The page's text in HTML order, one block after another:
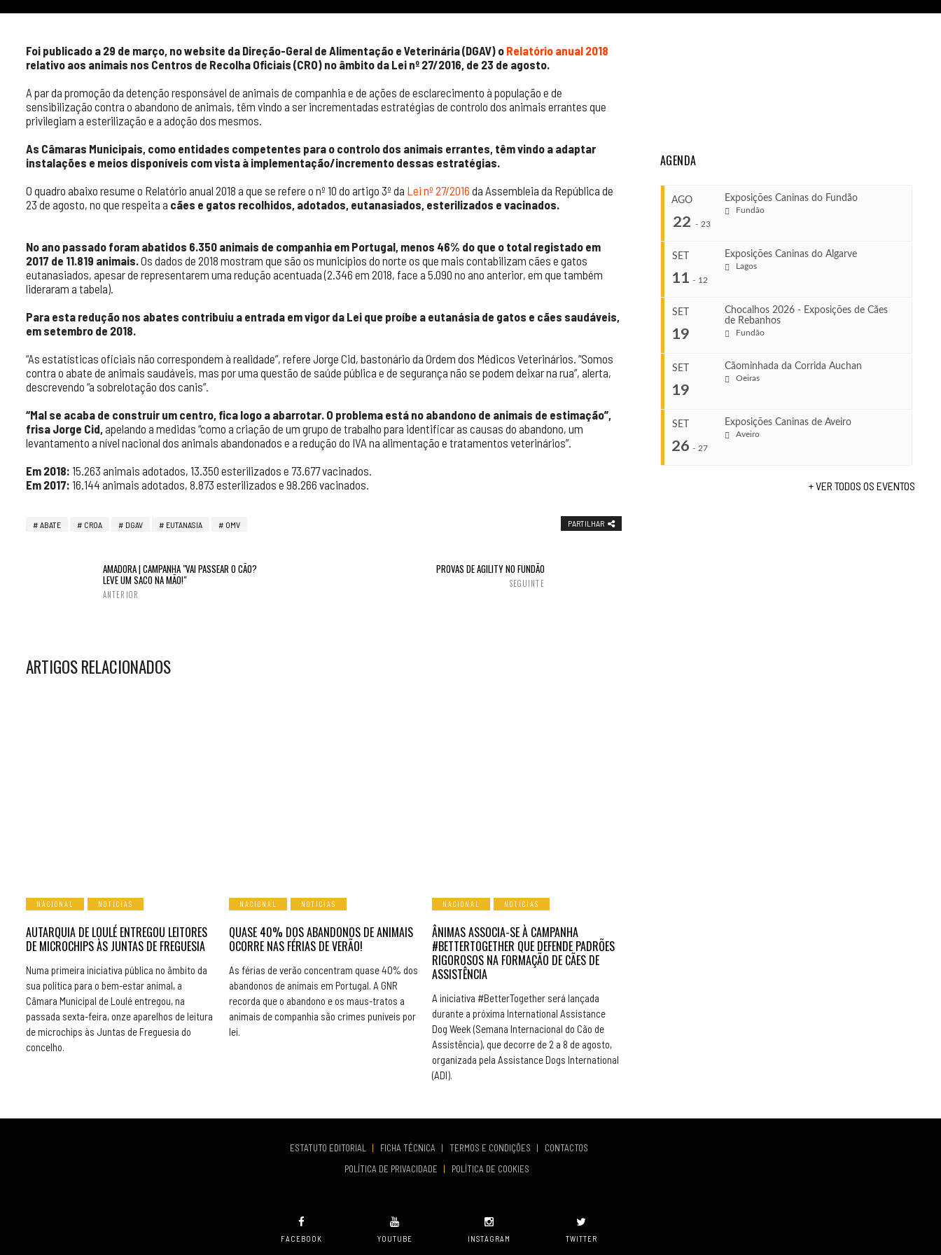
Foi publicado a 29 de março, no website da Direção-Geral de Alimentação e Veterinária (DGAV) o Relatório anual 2018
relativo aos animais nos Centros de Recolha Oficiais (CRO) no âmbito da Lei nº 27/2016, de 23 de agosto.
A par da promoção da detenção responsável de animais de companhia e de ações de esclarecimento à população e de
sensibilização contra o abandono de animais, têm vindo a ser incrementadas estratégias de controlo dos animais errantes que
privilegiam a esterilização e a adoção dos mesmos.
As Câmaras Municipais, como entidades competentes para o controlo dos animais errantes, têm vindo a adaptar
instalações e meios disponíveis com vista à implementação/incremento dessas estratégias.
O quadro abaixo resume o Relatório anual 2018 a que se refere o nº 10 do artigo 3º da Lei nº 27/2016 da Assembleia da República de
23 de agosto, no que respeita a cães e gatos recolhidos, adotados, eutanasiados, esterilizados e vacinados.
No ano passado foram abatidos 6.350 animais de companhia em Portugal, menos 46% do que o total registado em
2017 de 11.819 animais.Os dados de 2018 mostram que são os municípios do norte os que mais contabilizam cães e gatos
eutanasiados, apesar de representarem uma redução acentuada (2.346 em 2018, face a 5.090 no ano anterior, em que também
lideraram a tabela).
Para esta redução nos abates contribuiu a entrada em vigor da Lei que proíbe a eutanásia de gatos e cães saudáveis,
em setembro de 2018.
“As estatísticas oficiais não correspondem à realidade”, refere Jorge Cid, bastonário da Ordem dos Médicos Veterinários. “Somos
contra o abate de animais saudáveis, mas por uma questão de saúde pública e de segurança não se podem deixar na rua”, alerta,
descrevendo “a sobrelotação dos canis”.
“Mal se acaba de construir um centro, fica logo a abarrotar. O problema está no abandono de animais de estimação”,
frisa Jorge Cid,apelando a medidas “como a criação de um grupo de trabalho para identificar as causas do abandono, um
levantamento a nível nacional dos animais abandonados e a redução do IVA na alimentação e tratamentos veterinários”.
Em 2018: 15.263 animais adotados, 13.350 esterilizados e 73.677 vacinados.
Em 2017: 16.144 animais adotados, 8.873 esterilizados e 98.266 vacinados.
ABATE CROA DGAV EUTANASIA OMV PARTILHAR
AMADORA | CAMPANHA "VAI PASSEAR O CÃO?
LEVE UM SACO NA MÃO!"
ANTERIOR
PROVAS DE AGILITY NO FUNDÃO
SEGUINTE
ARTIGOS RELACIONADOS
NACIONAL NOTICIAS
AUTARQUIA DE LOULÉ ENTREGOU LEITORES
DE MICROCHIPS ÀS JUNTAS DE FREGUESIA
Numa primeira iniciativa pública no âmbito da
sua política para o bem-estar animal, a
Câmara Municipal de Loulé entregou, na
passada sexta-feira, onze aparelhos de leitura
de microchips às Juntas de Freguesia do
concelho.
NACIONAL NOTICIAS
QUASE 40% DOS ABANDONOS DE ANIMAIS
OCORRE NAS FÉRIAS DE VERÃO!
As férias de verão concentram quase 40% dos
abandonos de animais em Portugal. A GNR
recorda que o abandono e os maus-tratos a
animais de companhia são crimes puníveis por
lei.
NACIONAL NOTICIAS
ÂNIMAS ASSOCIA-SE À CAMPANHA
#BETTERTOGETHER QUE DEFENDE PADRÕES
RIGOROSOS NA FORMAÇÃO DE CÃES DE
ASSISTÊNCIA
A iniciativa #BetterTogether será lançada
durante a próxima International Assistance
Dog Week (Semana Internacional do Cão de
Assistência), que decorre de 2 a 8 de agosto,
organizada pela Assistance Dogs International
(ADI).
AGENDA
AGO
22 - 23
Exposições Caninas do Fundão
Fundão
Ago 22, 2026
Ago 23, 2026
VENUE
SET
11 - 12
Exposições Caninas do Algarve
Lagos
Set 11, 2026
Set 12, 2026
VENUE
SET
19
Chocalhos 2026 - Exposições de Cães
de Rebanhos
Fundão
COMEÇA
SET
19
Cãominhada da Corrida Auchan
Oeiras
SET
26 - 27
Exposições Caninas de Aveiro
Aveiro
+ VER TODOS OS EVENTOS
ESTATUTO EDITORIAL | FICHA TÉCNICA | TERMOS E CONDIÇÕES |
CONTACTOS
POLÍTICA DE PRIVACIDADE
| POLÍTICA DE COOKIES
FACEBOOK YOUTUBE INSTAGRAM TWITTER